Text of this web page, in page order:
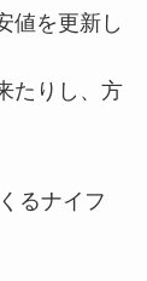
値を更新し
たりし、方
るナイフ